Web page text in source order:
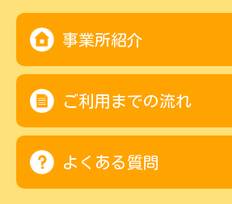
事業所紹介
ご利用までの流れ
よくある質問